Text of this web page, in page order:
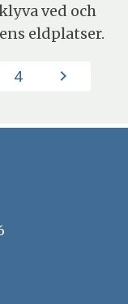
ved och
eldplatser.
4 chevron_right